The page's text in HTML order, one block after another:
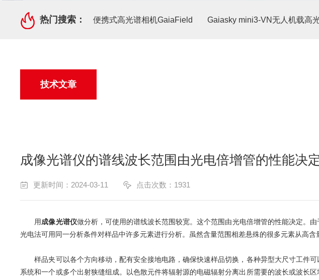
热门搜索： 便携式高光谱相机GaiaField Gaiasky mini3-VN无人机载高
技术文章
成像光谱仪的谱线波长范围由光电倍增管的性能决定
更新时间：2024-03-11 点击次数：1931
用成像光谱仪做分析，可使用的谱线波长范围较宽。这个范围由光电倍增管的性能决定。
光电法可用同一分析条件对样品中许多元素进行分析。虽然含量范围相差悬殊的很多元素从高含
样品夹可以各个方向移动，配有安全接地电路，确保快速样品切换，各种异型大尺寸工件
系统和一个或多个出射狭缝组成。以色散元件将辐射源的电磁辐射分离出所需要的波长或波长区